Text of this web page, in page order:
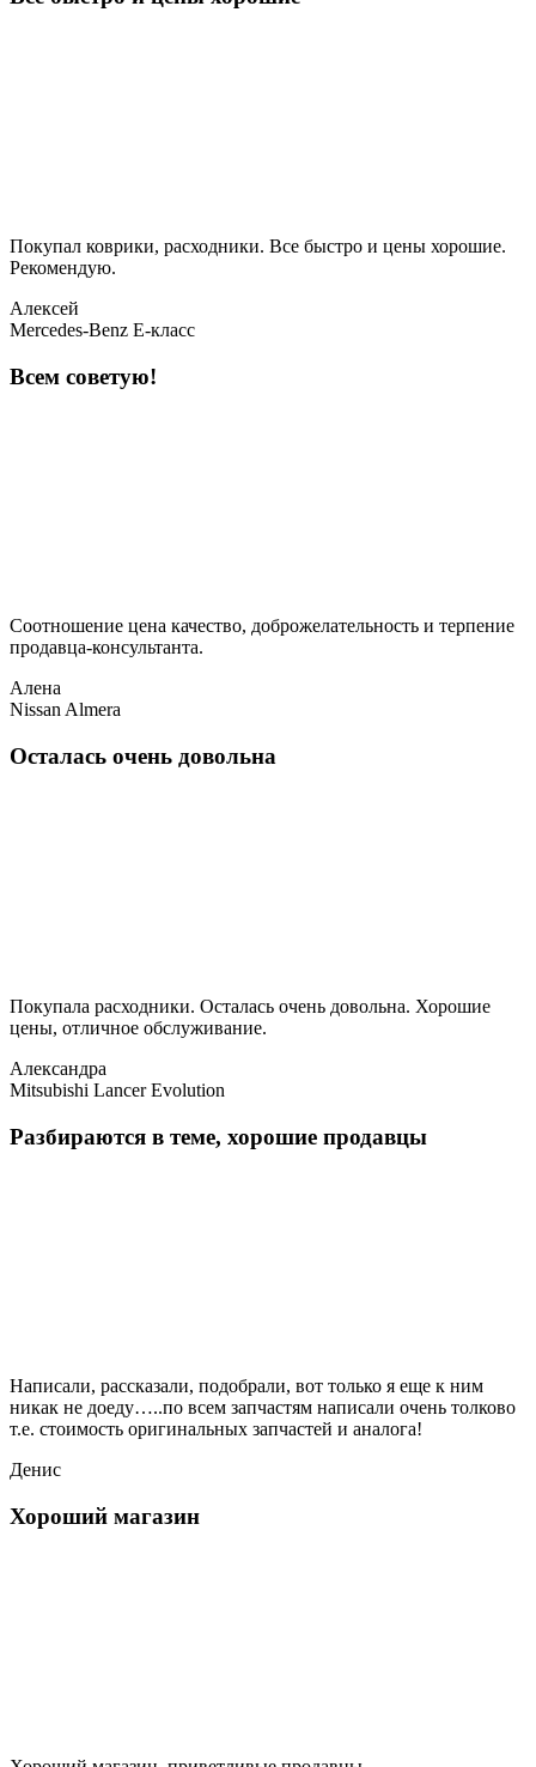
Покупал коврики, расходники. Все быстро и цены хорошие.
Рекомендую.
Алексей
Mercedes-Benz E-класс
Всем советую!
Соотношение цена качество, доброжелательность и терпение
продавца-консультанта.
Алена
Nissan Almera
Осталась очень довольна
Покупала расходники. Осталась очень довольна. Хорошие
цены, отличное обслуживание.
Александра
Mitsubishi Lancer Evolution
Разбираются в теме, хорошие продавцы
Написали, рассказали, подобрали, вот только я еще к ним
никак не доеду…..по всем запчастям написали очень толково
т.е. стоимость оригинальных запчастей и аналога!
Денис
Хороший магазин